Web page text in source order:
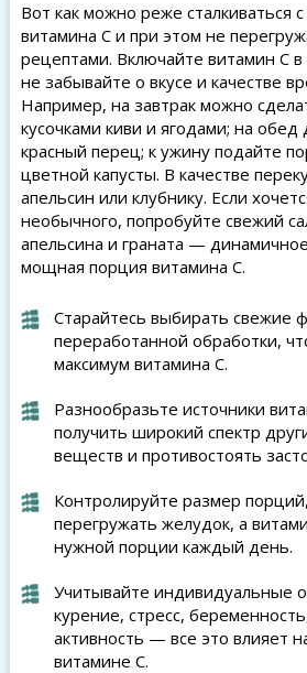
Вот как можно реже сталкиваться
витамина C и при этом не
рецептами. Включайте витамин C
не забывайте о вкусе и качестве
Например, на завтрак можно
кусочками киви и ягодами; на обед
красный перец; к ужину подайте
цветной капусты. В качестве
апельсин или клубнику. Если
необычного, попробуйте свежий
апельсина и граната —
мощная порция витамина C.
Старайтесь выбирать свежие
переработанной обработки,
максимум витамина C.
Разнообразьте источники
получить широкий спектр
веществ и противостоять
Контролируйте размер
перегружать желудок, а
нужной порции каждый день.
Учитывайте индивидуальные
курение, стресс,
активность — все это влияет
витамине C.